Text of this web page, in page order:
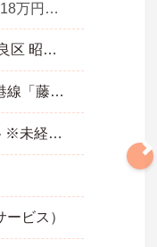
年収 254万円～318万円程度 賞与2.0ヵ月の場合
福岡県 福岡市早良区 昭代3丁目7番40号
福岡市地下鉄空港線「藤崎(福岡)駅」徒歩12分
■介護福祉士資格 ※未経験者応相談 ■普通自動車運転免許（AT限定可）
ビス）